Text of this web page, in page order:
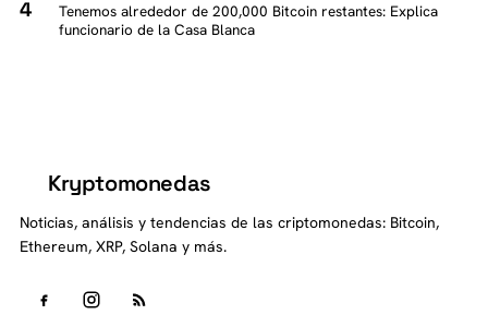
Tenemos alrededor de 200,000 Bitcoin restantes: Explica
funcionario de la Casa Blanca
Kryptomonedas
Noticias, análisis y tendencias de las criptomonedas: Bitcoin,
Ethereum, XRP, Solana y más.